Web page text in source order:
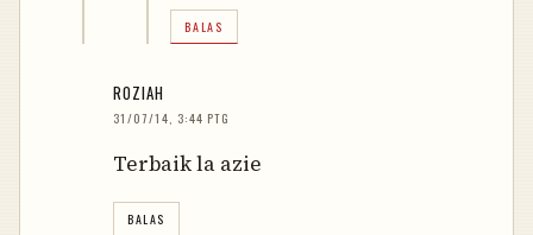
BALAS
ROZIAH
31/07/14, 3:44 PTG
Terbaik la azie
BALAS